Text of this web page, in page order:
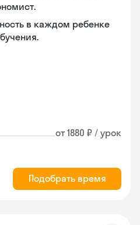
в каждом ребенке
от 1880 ₽ / урок
Подобрать время